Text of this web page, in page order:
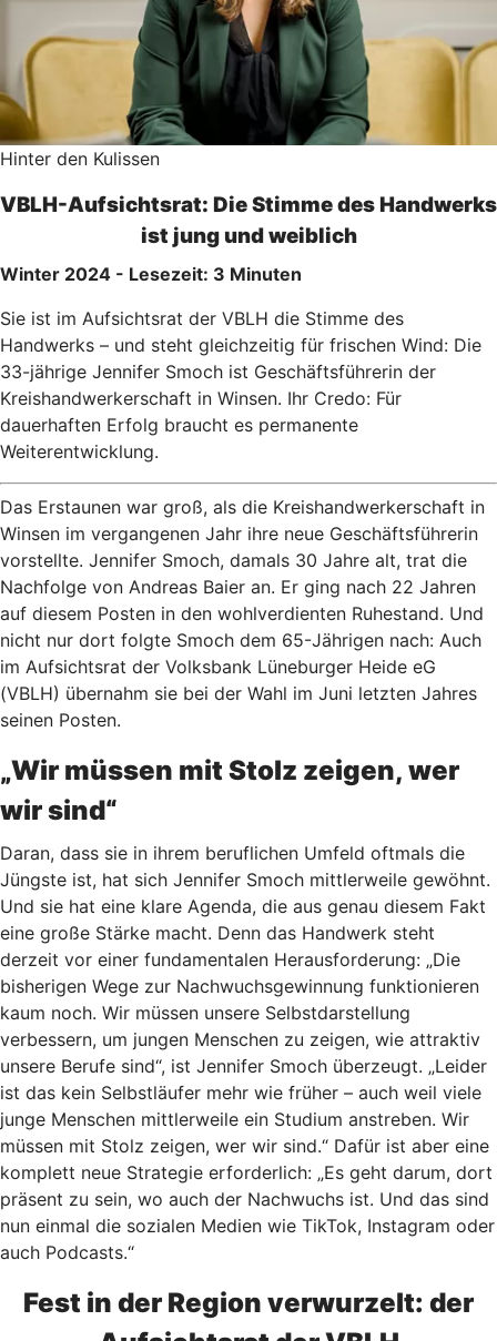
Hinter den Kulissen
VBLH-Aufsichtsrat: Die Stimme des Handwerks
ist jung und weiblich
Winter 2024 - Lesezeit: 3 Minuten
Sie ist im Aufsichtsrat der VBLH die Stimme des
Handwerks – und steht gleichzeitig für frischen Wind: Die
33-jährige Jennifer Smoch ist Geschäftsführerin der
Kreishandwerkerschaft in Winsen. Ihr Credo: Für
dauerhaften Erfolg braucht es permanente
Weiterentwicklung.
Das Erstaunen war groß, als die Kreishandwerkerschaft in
Winsen im vergangenen Jahr ihre neue Geschäftsführerin
vorstellte. Jennifer Smoch, damals 30 Jahre alt, trat die
Nachfolge von Andreas Baier an. Er ging nach 22 Jahren
auf diesem Posten in den wohlverdienten Ruhestand. Und
nicht nur dort folgte Smoch dem 65-Jährigen nach: Auch
im Aufsichtsrat der Volksbank Lüneburger Heide eG
(VBLH) übernahm sie bei der Wahl im Juni letzten Jahres
seinen Posten.
„Wir müssen mit Stolz zeigen, wer
wir sind“
Daran, dass sie in ihrem beruflichen Umfeld oftmals die
Jüngste ist, hat sich Jennifer Smoch mittlerweile gewöhnt.
Und sie hat eine klare Agenda, die aus genau diesem Fakt
eine große Stärke macht. Denn das Handwerk steht
derzeit vor einer fundamentalen Herausforderung: „Die
bisherigen Wege zur Nachwuchsgewinnung funktionieren
kaum noch. Wir müssen unsere Selbstdarstellung
verbessern, um jungen Menschen zu zeigen, wie attraktiv
unsere Berufe sind“, ist Jennifer Smoch überzeugt. „Leider
ist das kein Selbstläufer mehr wie früher – auch weil viele
junge Menschen mittlerweile ein Studium anstreben. Wir
müssen mit Stolz zeigen, wer wir sind.“ Dafür ist aber eine
komplett neue Strategie erforderlich: „Es geht darum, dort
präsent zu sein, wo auch der Nachwuchs ist. Und das sind
nun einmal die sozialen Medien wie TikTok, Instagram oder
auch Podcasts.“
Fest in der Region verwurzelt: der